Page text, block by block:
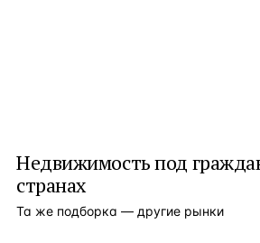
Недвижимость под
странах
Та же подборка — другие рынки